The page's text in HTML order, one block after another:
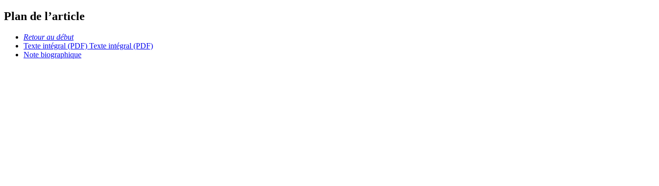
Plan de l’article
Retour au début
Texte intégral (PDF) Texte intégral (PDF)
Note biographique